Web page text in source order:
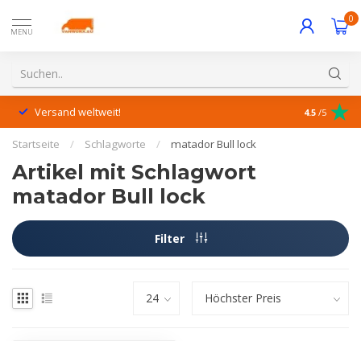
MENU
0
Versand weltweit! 4.5 /5
Startseite / Schlagworte / matador Bull lock
Artikel mit Schlagwort
matador Bull lock
Filter